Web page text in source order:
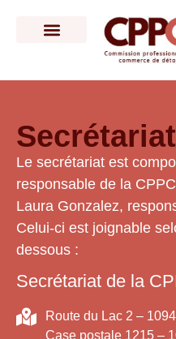
Secrétariat
Le secrétariat est
responsable de la
Laura Gonzalez,
Celui-ci est joignable
dessous :
Secrétariat de la
Route du Lac 2 –
Case postale 1215 –